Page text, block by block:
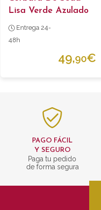
Lisa Verde Azulado
Con Trama
Entrega 24-
48h
49,90€
PAGO FÁCIL
Y SEGURO
Paga tu pedido
de forma segura